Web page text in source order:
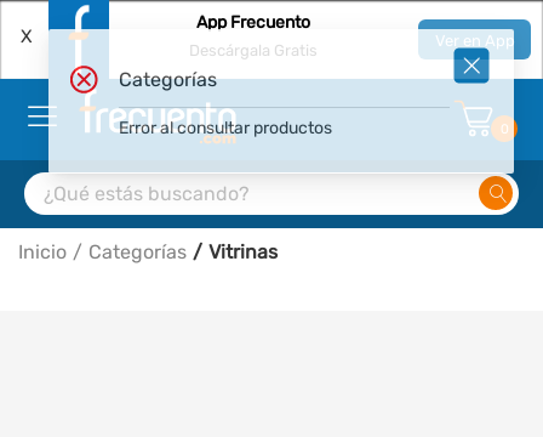
X
App Frecuento
Descárgala Gratis Ver en App
0
Inicio Categorías Vitrinas
Categorías
Error al consultar productos